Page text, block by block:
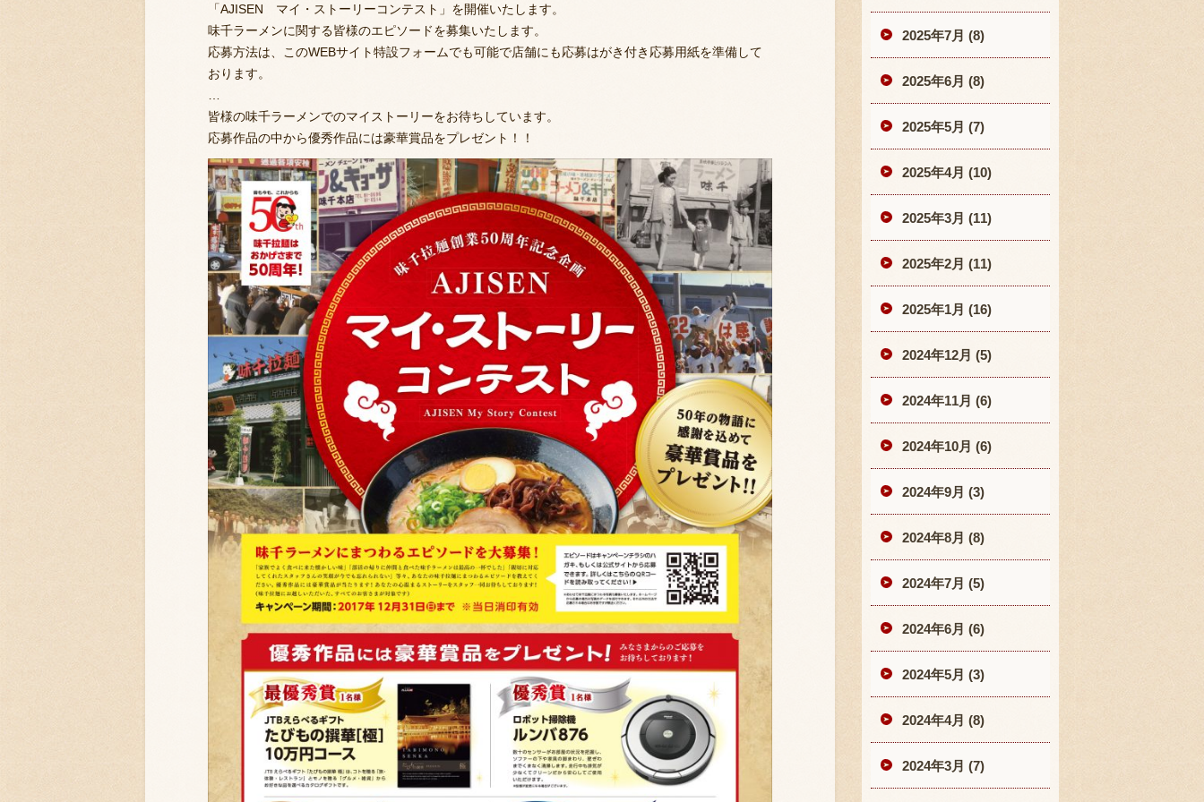
「AJISEN マイ・ストーリーコンテスト」を開催いたします。
味千ラーメンに関する皆様のエピソードを募集いたします。
応募方法は、このWEBサイト特設フォームでも可能で店舗にも応募はがき付き応募用紙を準備して
おります。
皆様の味千ラーメンでのマイストーリーをお待ちしています。
応募作品の中から優秀作品には豪華賞品をプレゼント！！
2025年7月 (8)
2025年6月 (8)
2025年5月 (7)
2025年4月 (10)
2025年3月 (11)
2025年2月 (11)
2025年1月 (16)
2024年12月 (5)
2024年11月 (6)
2024年10月 (6)
2024年9月 (3)
2024年8月 (8)
2024年7月 (5)
2024年6月 (6)
2024年5月 (3)
2024年4月 (8)
2024年3月 (7)